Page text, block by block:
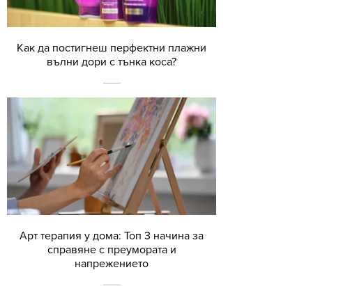
Как да постигнеш перфектни плажни
вълни дори с тънка коса?
Арт терапия у дома: Топ 3 начина за
справяне с преумората и
напрежението